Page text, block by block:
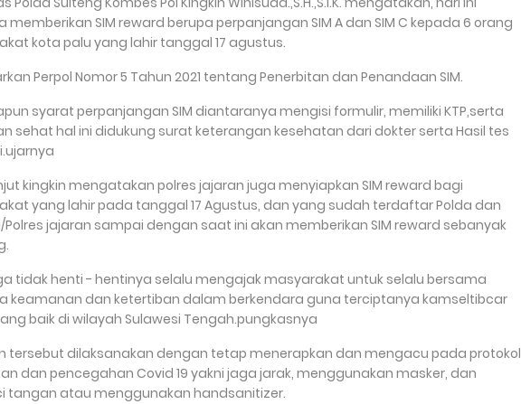
memberikan SIM reward berupa perpanjangan SIM A dan SIM C kepada 6 orang
kota palu yang lahir tanggal 17 agustus.
Perpol Nomor 5 Tahun 2021 tentang Penerbitan dan Penandaan SIM.
syarat perpanjangan SIM diantaranya mengisi formulir, memiliki KTP,serta
sehat hal ini didukung surat keterangan kesehatan dari dokter serta Hasil tes
kingkin mengatakan polres jajaran juga menyiapkan SIM reward bagi
yang lahir pada tanggal 17 Agustus, dan yang sudah terdaftar Polda dan
Polres jajaran sampai dengan saat ini akan memberikan SIM reward sebanyak
tidak henti - hentinya selalu mengajak masyarakat untuk selalu bersama
keamanan dan ketertiban dalam berkendara guna terciptanya kamseltibcar
baik di wilayah Sulawesi Tengah.pungkasnya
tersebut dilaksanakan dengan tetap menerapkan dan mengacu pada protokol
dan pencegahan Covid 19 yakni jaga jarak, menggunakan masker, dan
tangan atau menggunakan handsanitizer.